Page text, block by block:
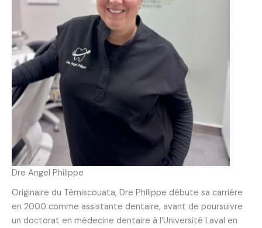
Dre Angel Philippe
Originaire du Témiscouata, Dre Philippe débute sa carrière
en 2000 comme assistante dentaire, avant de poursuivre
un doctorat en médecine dentaire à l’Université Laval en